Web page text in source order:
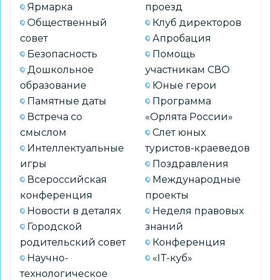
Ярмарка
Общественный
совет
Безопасность
Дошкольное
образование
Памятные даты
Встреча со
смыслом
Интеллектуальные
игры
Всероссийская
конференция
Новости в деталях
Городской
родительский совет
Научно-
технологическое
проезд
Клуб директоров
Апробация
Помощь
участникам СВО
Юные герои
Программа
«Орлята России»
Слет юных
туристов-краеведов
Поздравления
Международные
проекты
Неделя правовых
знаний
Конференция
«IT-куб»